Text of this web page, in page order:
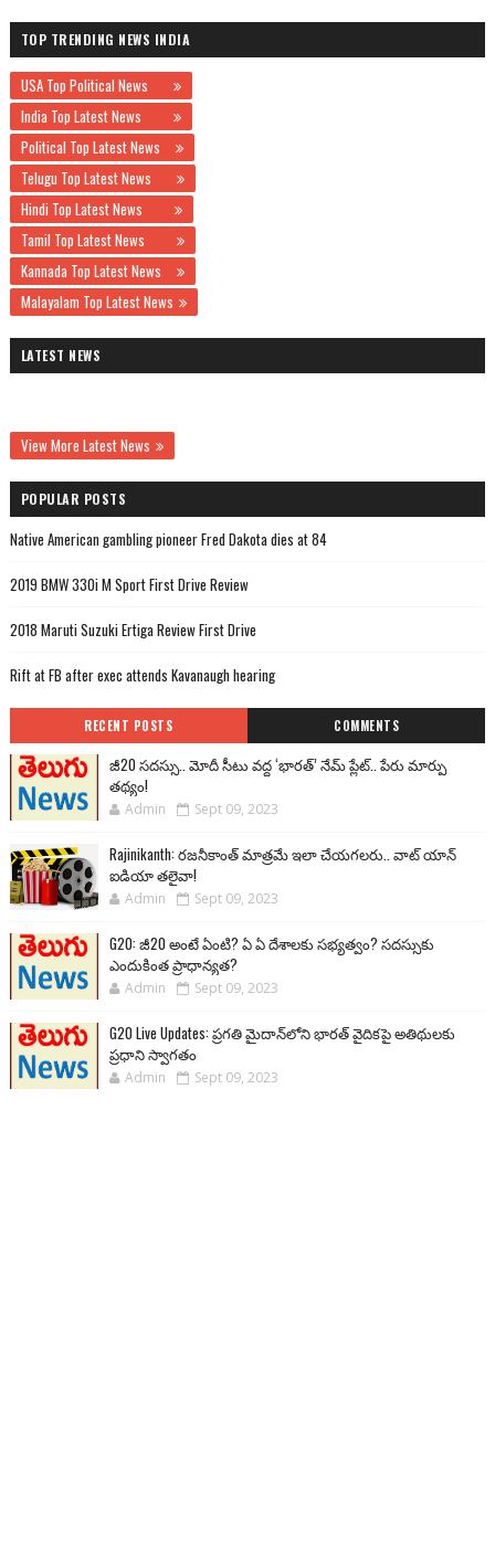
TOP TRENDING NEWS INDIA
USA Top Political News
India Top Latest News
Political Top Latest News
Telugu Top Latest News
Hindi Top Latest News
Tamil Top Latest News
Kannada Top Latest News
Malayalam Top Latest News
LATEST NEWS
View More Latest News
POPULAR POSTS
Native American gambling pioneer Fred Dakota dies at 84
2019 BMW 330i M Sport First Drive Review
2018 Maruti Suzuki Ertiga Review First Drive
Rift at FB after exec attends Kavanaugh hearing
RECENT POSTS COMMENTS
జీ20 సదస్సు.. మోదీ సీటు వద్ద ‘భారత్’ నేమ్ ప్లేట్‌.. పేరు మార్పు
తథ్యం!
Admin Sept 09, 2023
Rajinikanth: రజనీకాంత్ మాత్రమే ఇలా చేయగలరు.. వాట్ యాన్
ఐడియా తలైవా!
Admin Sept 09, 2023
G20: జీ20 అంటే ఏంటి? ఏ ఏ దేశాలకు సభ్యత్వం? సదస్సుకు
ఎందుకింత ప్రాధాన్యత?
Admin Sept 09, 2023
G20 Live Updates: ప్రగతి మైదాన్‌లోని భారత్ వైదికపై అతిథులకు
ప్రధాని స్వాగతం
Admin Sept 09, 2023